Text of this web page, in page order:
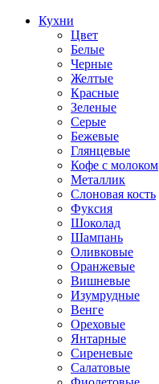
Кухни
Цвет
Белые
Черные
Желтые
Красные
Зеленые
Серые
Бежевые
Глянцевые
Кофе с молоком
Металлик
Слоновая кость
Фуксия
Шоколад
Шампань
Оливковые
Оранжевые
Вишневые
Изумрудные
Венге
Ореховые
Янтарные
Сиреневые
Салатовые